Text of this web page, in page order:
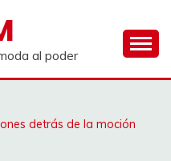
al poder
detrás de la moción